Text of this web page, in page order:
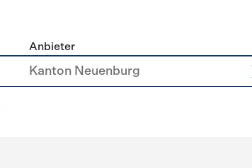
Anbieter
Kanton Neuenburg